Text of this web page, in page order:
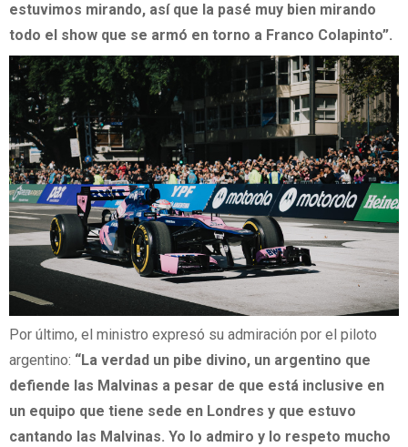
estuvimos mirando, así que la pasé muy bien mirando
todo el show que se armó en torno a Franco Colapinto”.
Por último, el ministro expresó su admiración por el piloto
argentino: “La verdad un pibe divino, un argentino que
defiende las Malvinas a pesar de que está inclusive en
un equipo que tiene sede en Londres y que estuvo
cantando las Malvinas. Yo lo admiro y lo respeto mucho